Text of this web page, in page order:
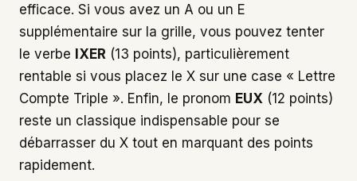
efficace. Si vous avez un A ou un E
supplémentaire sur la grille, vous pouvez tenter
le verbe IXER (13 points), particulièrement
rentable si vous placez le X sur une case « Lettre
Compte Triple ». Enfin, le pronom EUX (12 points)
reste un classique indispensable pour se
débarrasser du X tout en marquant des points
rapidement.